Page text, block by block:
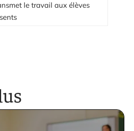
le travail aux élèves